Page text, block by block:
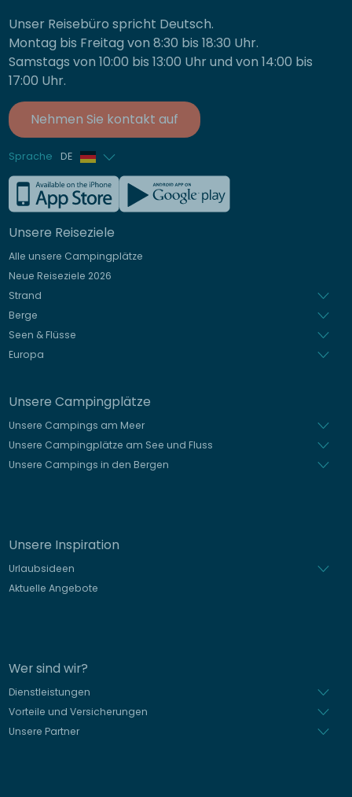
Unser Reisebüro spricht Deutsch.
Montag bis Freitag von 8:30 bis 18:30 Uhr.
Samstags von 10:00 bis 13:00 Uhr und von 14:00 bis
17:00 Uhr.
Nehmen Sie kontakt auf
Sprache DE
Französisch
Englisch
Italienisch
Spanisch
Unsere Reiseziele
Alle unsere Campingplätze
Neue Reiseziele 2026
Strand
Berge
Seen & Flüsse
Europa
Unsere Campingplätze
Unsere Campings am Meer
Unsere Campingplätze am See und Fluss
Unsere Campings in den Bergen
Unsere Inspiration
Urlaubsideen
Aktuelle Angebote
Wer sind wir?
Dienstleistungen
Vorteile und Versicherungen
Unsere Partner